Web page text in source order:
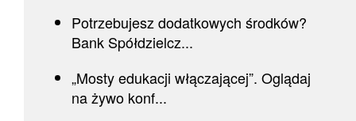
Potrzebujesz dodatkowych środków?
Bank Spółdzielcz...
„Mosty edukacji włączającej”. Oglądaj
na żywo konf...